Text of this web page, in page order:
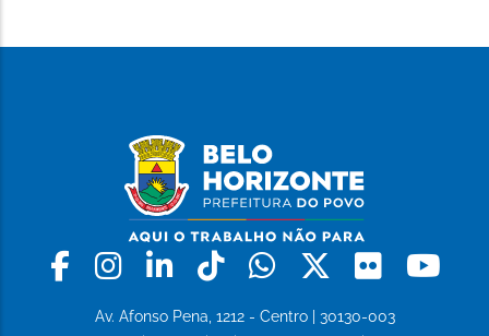
Facebook
Instagram
LinkedinTiktokWhatsapp
X Flickr
Av. Afonso Pena, 1212 - Centro | 30130-003